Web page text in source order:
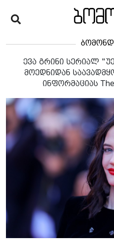
ევა გრინი სერიალ
მოედნიდან
ინფორმაციას